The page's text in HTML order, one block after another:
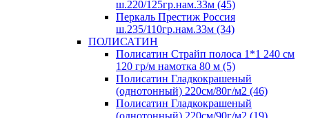
ш.220/125гр.нам.33м (45)
Перкаль Престиж Россия
ш.235/110гр.нам.33м (34)
ПОЛИСАТИН
Полисатин Страйп полоса 1*1 240 см
120 гр/м намотка 80 м (5)
Полисатин Гладкокрашеный
(однотонный) 220см/80г/м2 (46)
Полисатин Гладкокрашеный
(однотонный) 220см/90г/м2 (19)